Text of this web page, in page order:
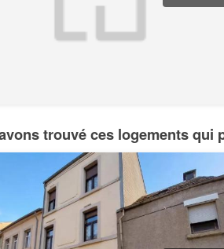
trouvé ces logements qui